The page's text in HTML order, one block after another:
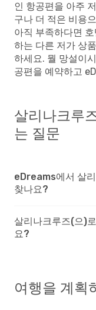
인 항공편을 아주
구나 더 적은 비용
아직 부족하다면
하는 다른 저가 상
하세요. 뭘 망설이
공편을 예약하고
살리나크루
는 질문
eDreams에서 살
찾나요?
살리나크루즈(으)
요?
여행을 계획